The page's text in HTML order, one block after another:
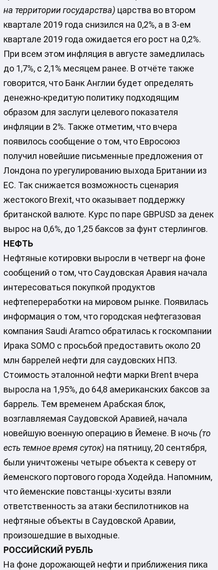
на территории государства) царства во втором
квартале 2019 года снизился на 0,2%, а в 3-ем
квартале 2019 года ожидается его рост на 0,2%.
При всем этом инфляция в августе замедлилась
до 1,7%, с 2,1% месяцем ранее. В отчёте также
говорится, что Банк Англии будет определять
денежно-кредитую политику подходящим
образом для заслуги целевого показателя
инфляции в 2%. Также отметим, что вчера
появилось сообщение о том, что Евросоюз
получил новейшие письменные предложения от
Лондона по урегулированию выхода Британии из
ЕС. Так снижается возможность сценария
жестокого Brexit, что оказывает поддержку
британской валюте. Курс по паре GBPUSD за денек
вырос на 0,6%, до 1,25 баксов за фунт стерлингов.
НЕФТЬ
Нефтяные котировки выросли в четверг на фоне
сообщений о том, что Саудовская Аравия начала
интересоваться покупкой продуктов
нефтепереработки на мировом рынке. Появилась
информация о том, что городская нефтегазовая
компания Saudi Aramco обратилась к госкомпании
Ирака SOMO с просьбой предоставить около 20
млн баррелей нефти для саудовских НПЗ.
Стоимость эталонной нефти марки Brent вчера
выросла на 1,95%, до 64,8 американских баксов за
баррель. Тем временем Арабская блок,
возглавляемая Саудовской Аравией, начала
новейшую военную операцию в Йемене. В ночь (то
есть темное время суток) на пятницу, 20 сентября,
были уничтожены четыре объекта к северу от
йеменского портового города Ходейда. Напомним,
что йеменские повстанцы-хуситы взяли
ответственность за атаки беспилотников на
нефтяные объекты в Саудовской Аравии,
произошедшие в выходные.
РОССИЙСКИЙ РУБЛЬ
На фоне дорожающей нефти и приближения пика